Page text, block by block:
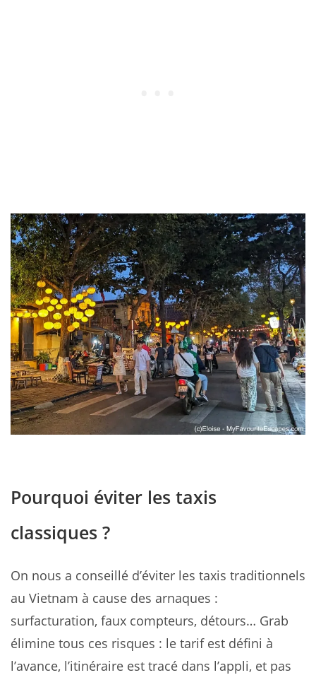
Pourquoi éviter les taxis
classiques ?
On nous a conseillé d’éviter les taxis traditionnels
au Vietnam à cause des arnaques :
surfacturation, faux compteurs, détours… Grab
élimine tous ces risques : le tarif est défini à
l’avance, l’itinéraire est tracé dans l’appli, et pas